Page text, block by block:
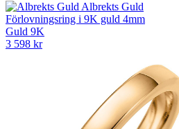
Albrekts Guld
Förlovningsring i 9K guld 4mm
Guld 9K
3 598 kr